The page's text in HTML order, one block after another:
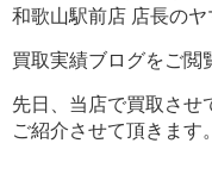
和歌山駅前店 店長のヤ
買取実績ブログをご閲
先日、当店で買取させ
ご紹介させて頂きます。